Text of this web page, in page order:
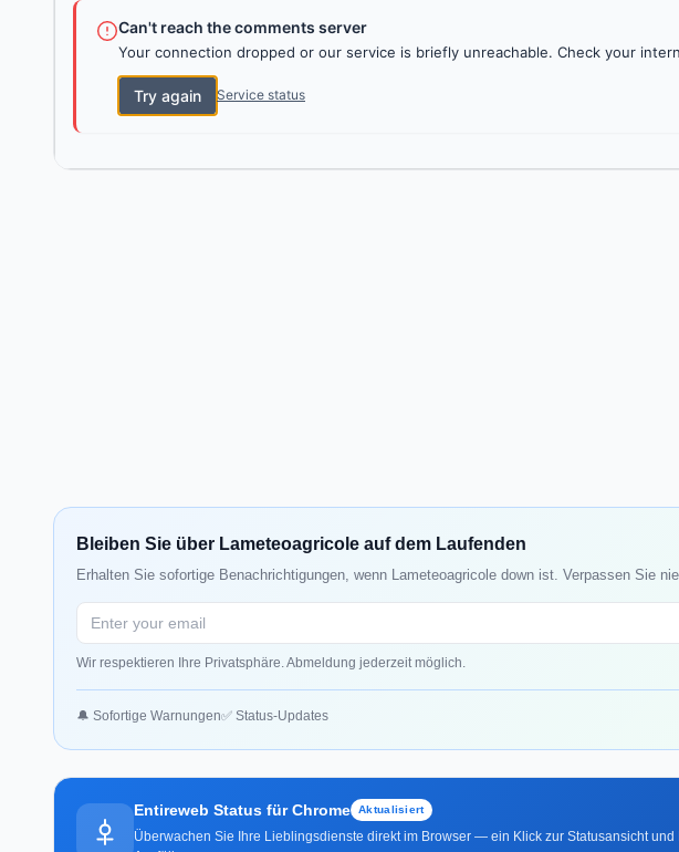
Can't reach the comments server
Your connection dropped or our service is briefly unreachable. Check your
Try again Service status
Bleiben Sie über Lameteoagricole auf dem Laufenden
Erhalten Sie sofortige Benachrichtigungen, wenn Lameteoagricole down ist. Verpassen Sie
Wir respektieren Ihre Privatsphäre. Abmeldung jederzeit möglich.
🔔 Sofortige Warnungen✅ Status-Updates
Entireweb Status für Chrome Aktualisiert
Überwachen Sie Ihre Lieblingsdienste direkt im Browser — ein Klick zur Statusansicht und